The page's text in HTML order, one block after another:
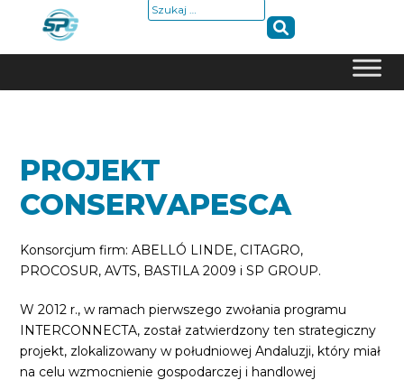
Szukaj:
PROJEKT
CONSERVAPESCA
Konsorcjum firm: ABELLÓ LINDE, CITAGRO,
PROCOSUR, AVTS, BASTILA 2009 i SP GROUP.
W 2012 r., w ramach pierwszego zwołania programu
INTERCONNECTA, został zatwierdzony ten strategiczny
projekt, zlokalizowany w południowej Andaluzji, który miał
na celu wzmocnienie gospodarczej i handlowej